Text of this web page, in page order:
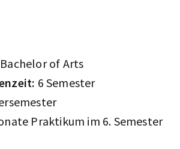
Bachelor of Arts
6 Semester
Praktikum im 6. Semester